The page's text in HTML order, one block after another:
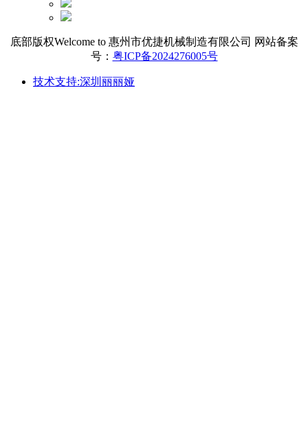
底部版权Welcome to 惠州市优捷机械制造有限公司 网站备案
号： 粤ICP备2024276005号
技术支持:深圳丽丽娅